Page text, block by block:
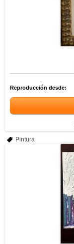
Reproducción desde:
Pintura